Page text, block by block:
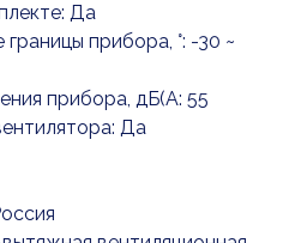
Да
прибора, °: -30 ~
прибора, дБ(А: 55
Да